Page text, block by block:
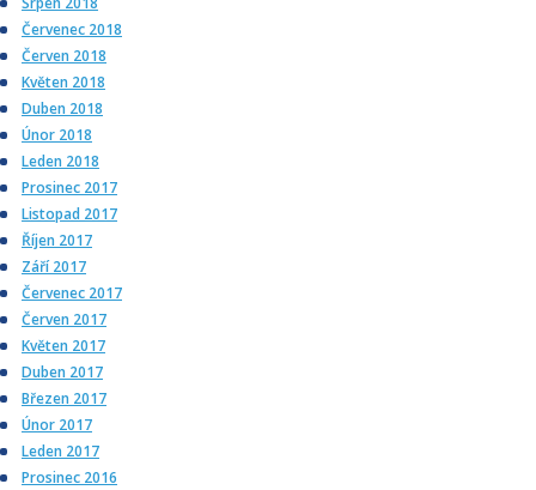
Červenec 2018
Červen 2018
Květen 2018
Duben 2018
Únor 2018
Leden 2018
Prosinec 2017
Listopad 2017
Říjen 2017
Září 2017
Červenec 2017
Červen 2017
Květen 2017
Duben 2017
Březen 2017
Únor 2017
Leden 2017
Prosinec 2016